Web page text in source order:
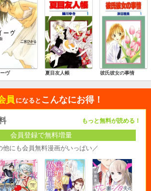
ヴ 夏目友人帳 彼氏彼女の事情
員 になると こんなにお得！
もっと無料が読める！
会員登録で無料増量
他にも会員無料漫画がいっぱい／